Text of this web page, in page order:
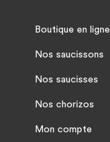
Boutique en ligne
Nos saucissons
Nos saucisses
Nos chorizos
Mon compte